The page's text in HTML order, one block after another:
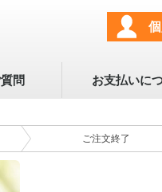
問 お支払いに
ご注文終了